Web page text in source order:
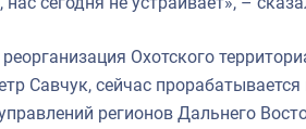
Охотского
Савчук, сейчас прорабатывается
регионов Дальнего